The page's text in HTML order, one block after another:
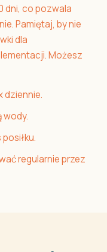
dni, co pozwala
Pamiętaj, by nie
dla
Możesz
dziennie.
wody.
regularnie przez